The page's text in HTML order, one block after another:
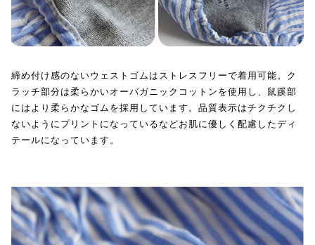
締め付け感のないウェストゴムはストレスフリーで着用可能。ク
ラッチ部分は柔らかいオーバガニックコットンを使用し、鼠蹊部
にはより柔らかなゴムを採用しています。品質表示はチクチクし
ないようにプリントになっているなどお肌に優しく配慮したディ
テールになっています。